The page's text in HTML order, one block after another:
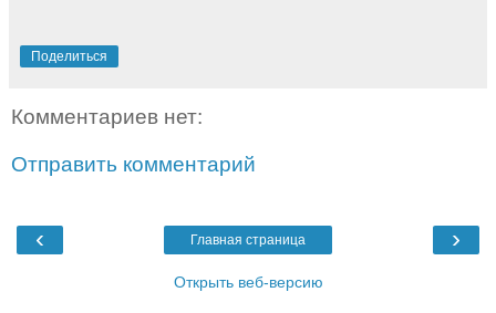
Поделиться
Комментариев нет:
Отправить комментарий
‹ ›
Главная страница
Открыть веб-версию